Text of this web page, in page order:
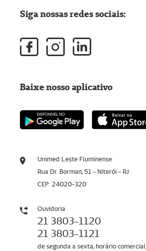
Unimed Leste Fluminense
Rua Dr. Borman, 51 - Niterói - RJ
CEP: 24020-320
Ouvidoria
21 3803-1120
21 3803-1121
de segunda a sexta, horário comercial
Siga nossas redes sociais:
Baixe nosso aplicativo